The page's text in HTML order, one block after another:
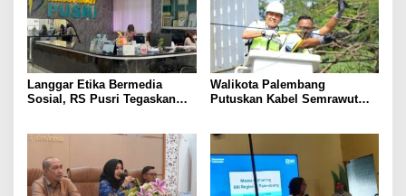
Langgar Etika Bermedia
Sosial, RS Pusri Tegaskan
Walikota Palembang
Putuskan Kabel Semrawut